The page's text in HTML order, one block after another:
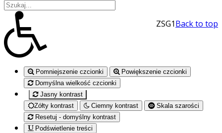
Back to top
ZSG1
Pomniejszenie czcionki
Powiększenie czcionki
Domyślna wielkość czcionki
Jasny kontrast
Zółty kontrast
Ciemny kontrast
Skala szarości
Resetuj - domyślny kontrast
Podświetlenie treści